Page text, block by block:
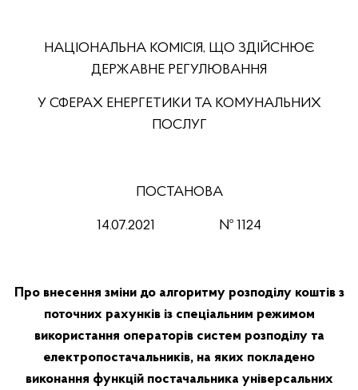
НАЦІОНАЛЬНА КОМІСІЯ, ЩО ЗДІЙСНЮЄ
ДЕРЖАВНЕ РЕГУЛЮВАННЯ
У СФЕРАХ ЕНЕРГЕТИКИ ТА КОМУНАЛЬНИХ
ПОСЛУГ
ПОСТАНОВА
14.07.2021 № 1124
Про внесення зміни до алгоритму розподілу коштів з
поточних рахунків із спеціальним режимом
використання операторів систем розподілу та
електропостачальників, на яких покладено
виконання функцій постачальника універсальних